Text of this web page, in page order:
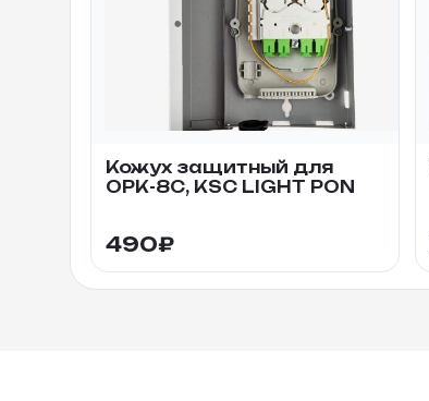
Кожух защитный для
ОРК-8С, KSC LIGHT PON
490₽